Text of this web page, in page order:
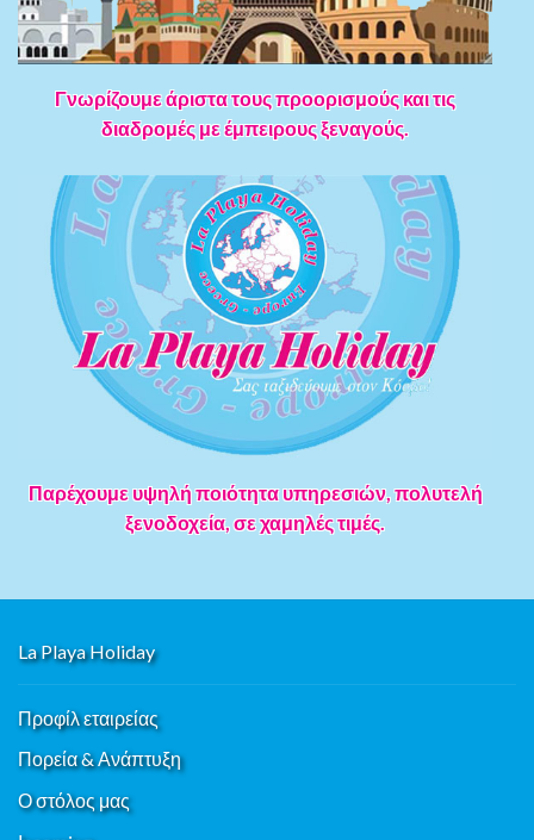
Γνωρίζουμε άριστα τους προορισμούς και τις
διαδρομές με έμπειρους ξεναγούς.
Παρέχουμε υψηλή ποιότητα υπηρεσιών, πολυτελή
ξενοδοχεία, σε χαμηλές τιμές.
La Playa Holiday
Προφίλ εταιρείας
Πορεία & Ανάπτυξη
Ο στόλος μας